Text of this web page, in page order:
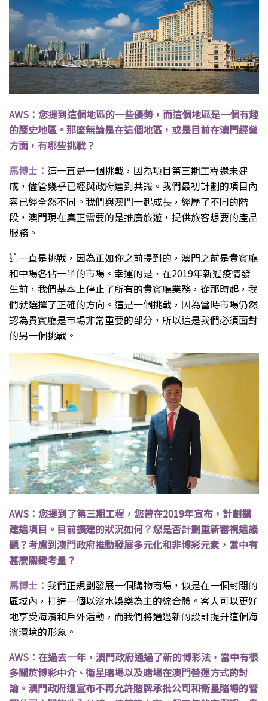
AWS：您提到這個地區的一些優勢，而這個地區是一個有趣
的歷史地區。那麼無論是在這個地區，或是目前在澳門經營
方面，有哪些挑戰？
馬博士： 這一直是一個挑戰，因為項目第三期工程還未建
成，儘管幾乎已經與政府達到共識。我們最初計劃的項目內
容已經全然不同。我們與澳門一起成長，經歷了不同的階
段，澳門現在真正需要的是推廣旅遊，提供旅客想要的產品
服務。
這一直是挑戰，因為正如你之前提到的，澳門之前是貴賓廳
和中場各佔一半的市場。幸運的是，在2019年新冠疫情發
生前，我們基本上停止了所有的貴賓廳業務，從那時起，我
們就選擇了正確的方向。這是一個挑戰，因為當時市場仍然
認為貴賓廳是市場非常重要的部分，所以這是我們必須面對
的另一個挑戰。
AWS：您提到了第三期工程，您曾在2019年宣布，計劃擴
建這項目。目前擴建的狀況如何？您是否計劃重新審視這議
題？考慮到澳門政府推動發展多元化和非博彩元素，當中有
甚麼關鍵考量？
馬博士： 我們正規劃發展一個購物商場，似是在一個封閉的
區域內，打造一個以濱水娛樂為主的綜合體。客人可以更好
地享受海濱和戶外活動，而我們將通過新的設計提升這個海
濱環境的形象。
AWS：在過去一年，澳門政府通過了新的博彩法，當中有很
多關於博彩中介、衛星賭場以及賭場在澳門營運方式的討
論。澳門政府還宣布不再允許賭牌承批公司和衛星賭場的管